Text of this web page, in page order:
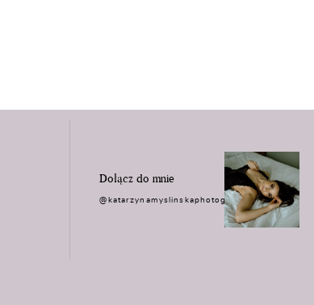
Dołącz do mnie
@katarzynamyslinskaphotography